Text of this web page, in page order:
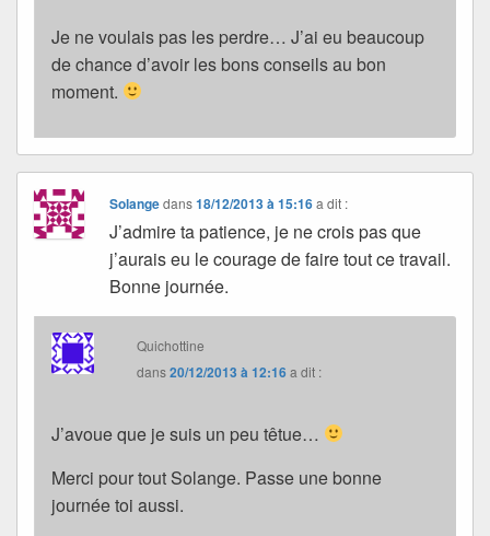
Je ne voulais pas les perdre… J’ai eu beaucoup
de chance d’avoir les bons conseils au bon
moment.
Solangedans18/12/2013 à 15:16 a dit :
J’admire ta patience, je ne crois pas que
j’aurais eu le courage de faire tout ce travail.
Bonne journée.
Quichottine
dans20/12/2013 à 12:16a dit :
J’avoue que je suis un peu têtue…
Merci pour tout Solange. Passe une bonne
journée toi aussi.